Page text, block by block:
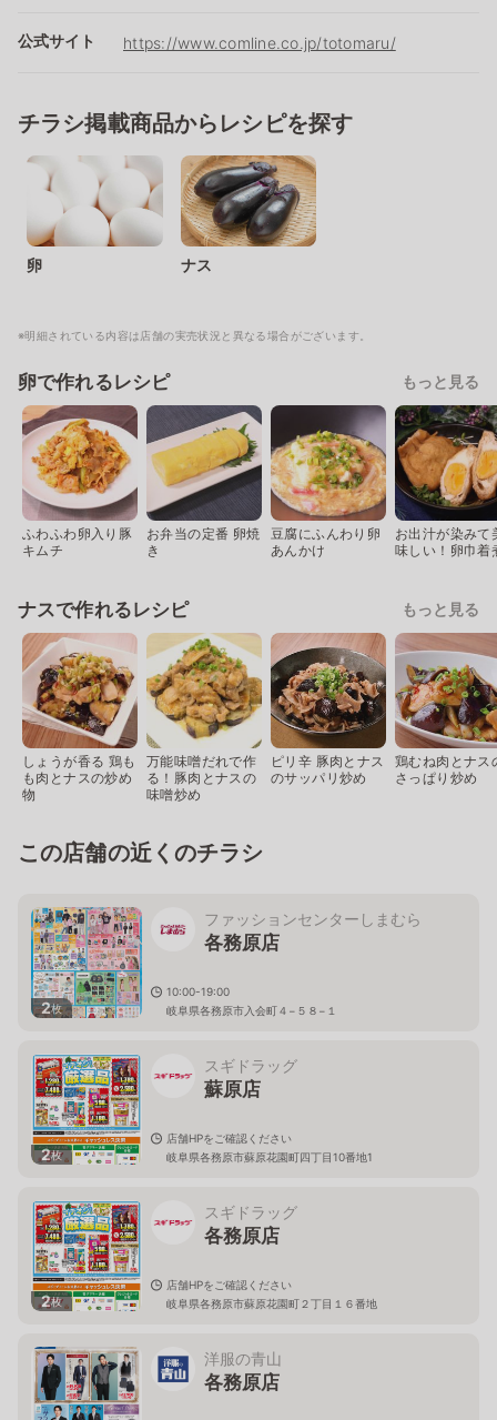
公式サイト https://www.comline.co.jp/totomaru/
チラシ掲載商品からレシピを探す
卵 ナス
※明細されている内容は店舗の実売状況と異なる場合がございます。
卵で作れるレシピ もっと見る
ふわふわ卵入り豚
キムチ
お弁当の定番 卵焼
き
豆腐にふんわり卵
あんかけ
お出汁が染みて
味しい！卵巾着
ナスで作れるレシピ もっと見る
しょうが香る 鶏も
も肉とナスの炒め
物
万能味噌だれで作
る！豚肉とナスの
味噌炒め
ピリ辛 豚肉とナス
のサッパリ炒め
鶏むね肉とナス
さっぱり炒め
この店舗の近くのチラシ
2枚
ファッションセンターしまむら
各務原店
10:00-19:00
岐阜県各務原市入会町４−５８−１
2枚
スギドラッグ
蘇原店
店舗HPをご確認ください
岐阜県各務原市蘇原花園町四丁目10番地1
2枚
スギドラッグ
各務原店
店舗HPをご確認ください
岐阜県各務原市蘇原花園町２丁目１６番地
洋服の青山
各務原店